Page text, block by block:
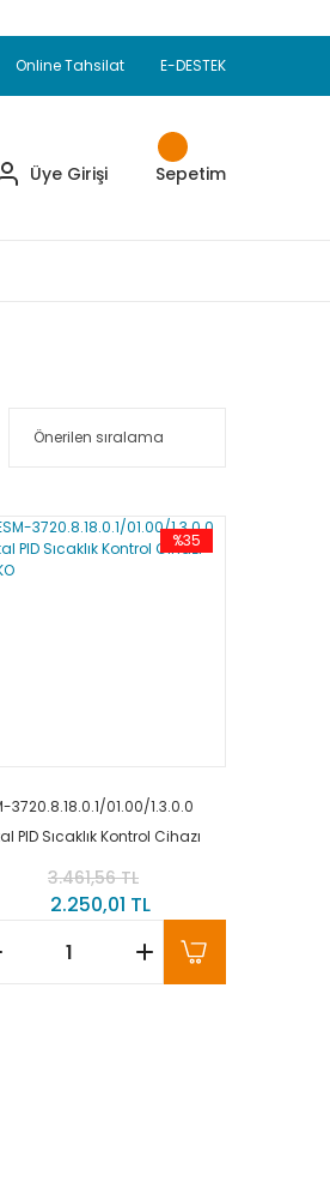
%5 İskonto...
Alımlarda Sepette
Sepette
Online Tahsilat E-DESTEK
Üye Girişi Sepetim
%35
3720.8.18.0.1/01.00/1.3.0.0
PID Sıcaklık Kontrol Cihazı
3.461,56 TL
2.250,01 TL